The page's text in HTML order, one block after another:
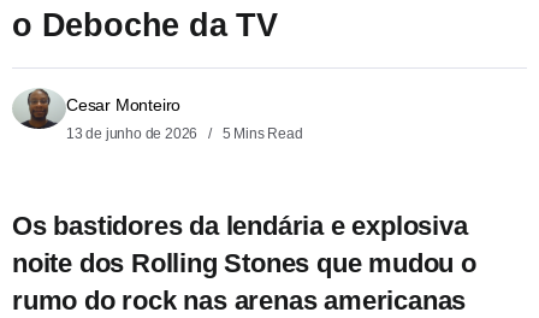
o Deboche da TV
Cesar Monteiro
13 de junho de 2026 5 Mins Read
Os bastidores da lendária e explosiva
noite dos Rolling Stones que mudou o
rumo do rock nas arenas americanas